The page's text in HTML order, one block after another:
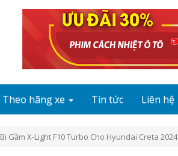
Theo hãng xe Tin tức Liên hệ
Bi Gầm X-Light F10 Turbo Cho Hyundai Creta 2024